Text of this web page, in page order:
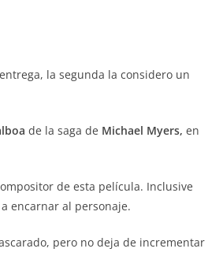
la segunda la considero un
de la saga de Michael Myers, en
de esta película. Inclusive
encarnar al personaje.
pero no deja de incrementar